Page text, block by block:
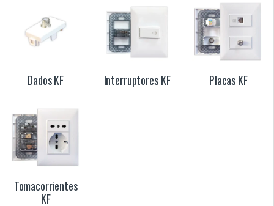
Dados KF Interruptores KF Placas KF
Tomacorrientes
KF